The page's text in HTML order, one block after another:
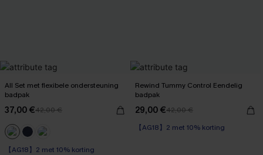
All Set met flexibele ondersteuning
badpak
37,00 €42,00 €
【AG18】2 met 10% korting
Op voorraad
Rewind Tummy Control Eendelig
badpak
29,00 €42,00 €
【AG18】2 met 10% korting
Op voorraad